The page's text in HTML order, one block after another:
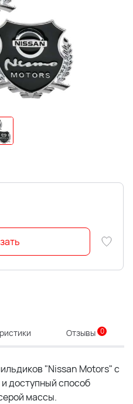
Отзывы 0
"Nissan Motors" с
доступный способ
массы.